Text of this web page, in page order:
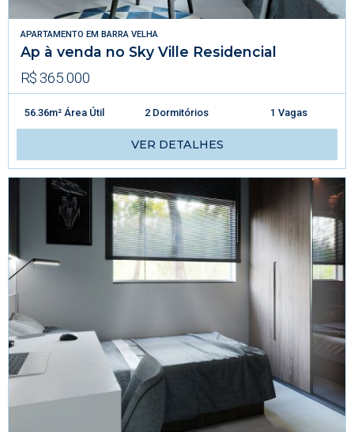
APARTAMENTO EM BARRA VELHA
Ap à venda no Sky Ville Residencial
R$ 365.000
56.36m² Área Útil 2 Dormitórios 1 Vagas
VER DETALHES